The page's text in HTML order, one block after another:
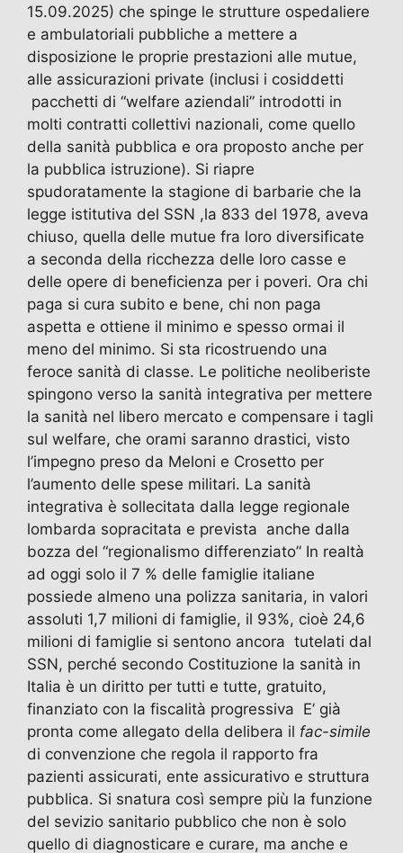
15.09.2025) che spinge le strutture ospedaliere
e ambulatoriali pubbliche a mettere a
disposizione le proprie prestazioni alle mutue,
alle assicurazioni private (inclusi i cosiddetti
pacchetti di “welfare aziendali” introdotti in
molti contratti collettivi nazionali, come quello
della sanità pubblica e ora proposto anche per
la pubblica istruzione). Si riapre
spudoratamente la stagione di barbarie che la
legge istitutiva del SSN ,la 833 del 1978, aveva
chiuso, quella delle mutue fra loro diversificate
a seconda della ricchezza delle loro casse e
delle opere di beneficienza per i poveri. Ora chi
paga si cura subito e bene, chi non paga
aspetta e ottiene il minimo e spesso ormai il
meno del minimo. Si sta ricostruendo una
feroce sanità di classe. Le politiche neoliberiste
spingono verso la sanità integrativa per mettere
la sanità nel libero mercato e compensare i tagli
sul welfare, che orami saranno drastici, visto
l’impegno preso da Meloni e Crosetto per
l’aumento delle spese militari. La sanità
integrativa è sollecitata dalla legge regionale
lombarda sopracitata e prevista anche dalla
bozza del “regionalismo differenziato” In realtà
ad oggi solo il 7 % delle famiglie italiane
possiede almeno una polizza sanitaria, in valori
assoluti 1,7 milioni di famiglie, il 93%, cioè 24,6
milioni di famiglie si sentono ancora tutelati dal
SSN, perché secondo Costituzione la sanità in
Italia è un diritto per tutti e tutte, gratuito,
finanziato con la fiscalità progressiva E’ già
pronta come allegato della delibera il fac-simile
di convenzione che regola il rapporto fra
pazienti assicurati, ente assicurativo e struttura
pubblica. Si snatura così sempre più la funzione
del sevizio sanitario pubblico che non è solo
quello di diagnosticare e curare, ma anche e